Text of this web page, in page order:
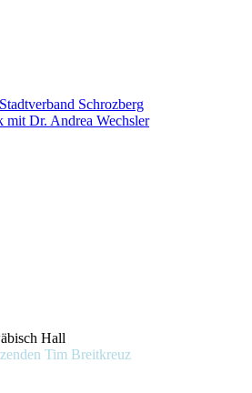
Schrozberg
mit Dr. Andrea Wechsler
Hall
Tim Breitkreuz